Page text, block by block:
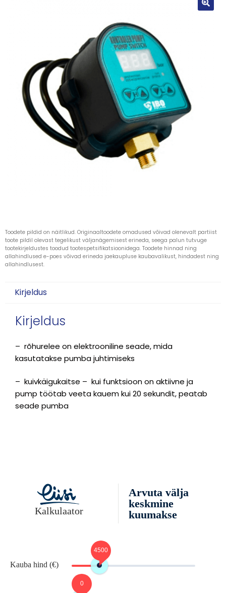
Toodete pildid on näitlikud. Originaaltoodete omadused võivad olenevalt partiist
toote pildil olevast tegelikust väljanägemisest erineda, seega palun tutvuge
tootekirjeldustes toodud tootespetsifikatsioonidega. Toodete hinnad ning
allahindlused e-poes võivad erineda jaekaupluse kaubavalikust, hindadest ning
allahindlusest.
Kirjeldus
Kirjeldus
– rõhurelee on elektrooniline seade, mida
kasutatakse pumba juhtimiseks
– kuivkäigukaitse – kui funktsioon on aktiivne ja
pump töötab veeta kauem kui 20 sekundit, peatab
seade pumba